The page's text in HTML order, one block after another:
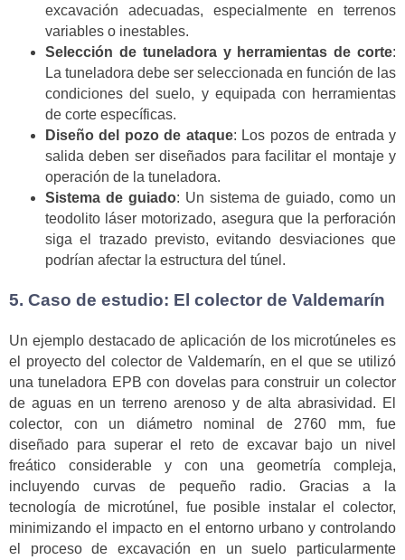
excavación adecuadas, especialmente en terrenos
variables o inestables.
Selección de tuneladora y herramientas de corte:
La tuneladora debe ser seleccionada en función de las
condiciones del suelo, y equipada con herramientas
de corte específicas.
Diseño del pozo de ataque: Los pozos de entrada y
salida deben ser diseñados para facilitar el montaje y
operación de la tuneladora.
Sistema de guiado: Un sistema de guiado, como un
teodolito láser motorizado, asegura que la perforación
siga el trazado previsto, evitando desviaciones que
podrían afectar la estructura del túnel.
5. Caso de estudio: El colector de Valdemarín
Un ejemplo destacado de aplicación de los microtúneles es
el proyecto del colector de Valdemarín, en el que se utilizó
una tuneladora EPB con dovelas para construir un colector
de aguas en un terreno arenoso y de alta abrasividad. El
colector, con un diámetro nominal de 2760 mm, fue
diseñado para superar el reto de excavar bajo un nivel
freático considerable y con una geometría compleja,
incluyendo curvas de pequeño radio. Gracias a la
tecnología de microtúnel, fue posible instalar el colector,
minimizando el impacto en el entorno urbano y controlando
el proceso de excavación en un suelo particularmente